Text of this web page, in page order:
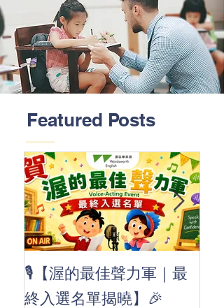
Featured Posts
🎙️【渥的最佳聲力軍｜最
終入選名單揭曉】🎉